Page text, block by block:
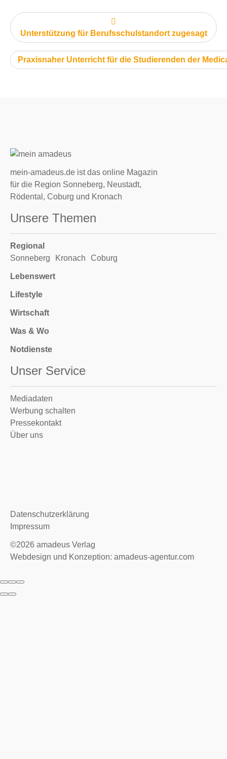
Unterstützung für Berufsschulstandort zugesagt
nächster Artikel:
Praxisnaher Unterricht für die Studierenden der
mein-amadeus.de ist das online Magazin
für die Region Sonneberg, Neustadt,
Rödental, Coburg und Kronach
Unsere Themen
Regional
Sonneberg
Kronach Coburg
Lebenswert
Lifestyle
Wirtschaft
Was & Wo
Notdienste
Unser Service
Mediadaten
Werbung schalten
Pressekontakt
Über uns
Datenschutzerklärung
Impressum
©2026 amadeus Verlag
Webdesign und Konzeption: amadeus-agentur.com